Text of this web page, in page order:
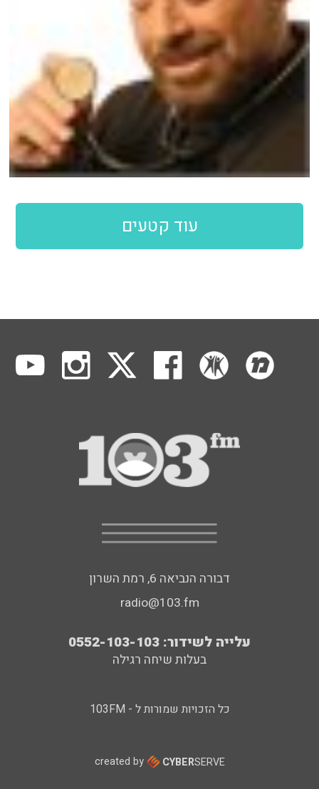
עוד קטעים
דבורה הנביאה 6, רמת השרון
radio@103.fm
עלייה לשידור: 0552-103-103
בעלות שיחה רגילה
כל הזכויות שמורות ל - 103FM
created by CYBERSERVE